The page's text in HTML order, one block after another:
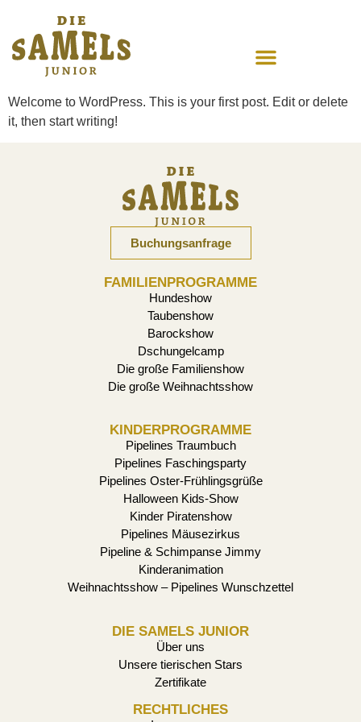
Welcome to WordPress. This is your first post. Edit or delete
it, then start writing!
Buchungsanfrage
FAMILIENPROGRAMME
Hundeshow
Taubenshow
Barockshow
Dschungelcamp
Die große Familienshow
Die große Weihnachtsshow
KINDERPROGRAMME
Pipelines Traumbuch
Pipelines Faschingsparty
Pipelines Oster-Frühlingsgrüße
Halloween Kids-Show
Kinder Piratenshow
Pipelines Mäusezirkus
Pipeline & Schimpanse Jimmy
Kinderanimation
Weihnachtsshow – Pipelines Wunschzettel
DIE SAMELS JUNIOR
Über uns
Unsere tierischen Stars
Zertifikate
RECHTLICHES